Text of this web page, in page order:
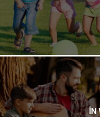
ÎN